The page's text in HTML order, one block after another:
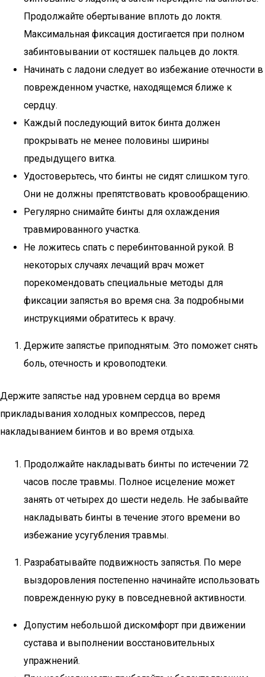
Продолжайте обертывание вплоть до локтя.
Максимальная фиксация достигается при полном
забинтовывании от костяшек пальцев до локтя.
Начинать с ладони следует во избежание отечности в
поврежденном участке, находящемся ближе к
сердцу.
Каждый последующий виток бинта должен
прокрывать не менее половины ширины
предыдущего витка.
Удостоверьтесь, что бинты не сидят слишком туго.
Они не должны препятствовать кровообращению.
Регулярно снимайте бинты для охлаждения
травмированного участка.
Не ложитесь спать с перебинтованной рукой. В
некоторых случаях лечащий врач может
порекомендовать специальные методы для
фиксации запястья во время сна. За подробными
инструкциями обратитесь к врачу.
Держите запястье приподнятым. Это поможет снять
боль, отечность и кровоподтеки.
Держите запястье над уровнем сердца во время
прикладывания холодных компрессов, перед
накладыванием бинтов и во время отдыха.
Продолжайте накладывать бинты по истечении 72
часов после травмы. Полное исцеление может
занять от четырех до шести недель. Не забывайте
накладывать бинты в течение этого времени во
избежание усугубления травмы.
Разрабатывайте подвижность запястья. По мере
выздоровления постепенно начинайте использовать
поврежденную руку в повседневной активности.
Допустим небольшой дискомфорт при движении
сустава и выполнении восстановительных
упражнений.